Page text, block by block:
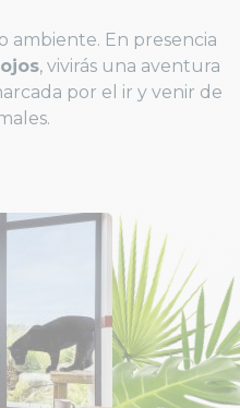
ambiente. En presencia
, vivirás una aventura
por el ir y venir de